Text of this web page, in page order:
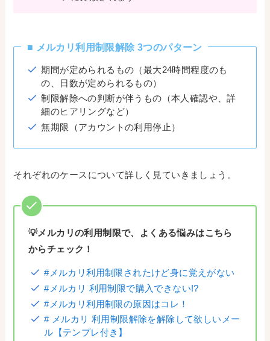
■ メルカリ利用制限解除 3つのパターン
期間が定められるもの（最大24時間程度のも
の、日数が定められるもの）
制限解除への判断が伴うもの（本人確認や、詳
細のヒアリングなど）
無期限（アカウントの利用停止）
それぞれのケースについて詳しく見ていきましょう。
💡メルカリの利用制限で、よくある悩みはこちら
からチェック！
#メルカリ利用制限されたけど身に覚えがない
#メルカリ 利用制限で購入できない!?
#メルカリ利用制限の原因はコレ！
# メルカリ 利用制限解除を解除して欲しいメー
ル【テンプレ付き】